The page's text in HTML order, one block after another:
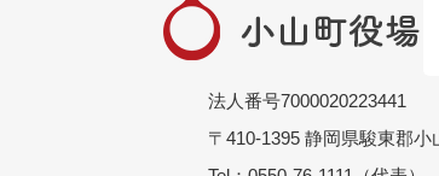
法人番号7000020223441
〒410-1395 静岡県駿東郡小